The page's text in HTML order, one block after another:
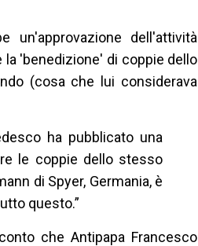
dell'attività
'benedizione' di coppie dello
(cosa che lui considerava
ha pubblicato una
le coppie dello stesso
di Spyer, Germania, è
questo.”
che Antipapa Francesco